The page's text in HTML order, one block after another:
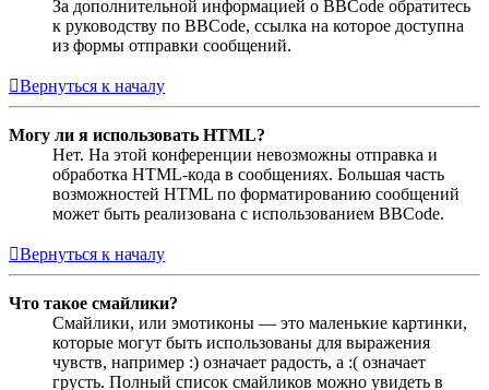
За дополнительной информацией о BBCode обратитесь
к руководству по BBCode, ссылка на которое доступна
из формы отправки сообщений.
Вернуться к началу
Могу ли я использовать HTML?
Нет. На этой конференции невозможны отправка и
обработка HTML-кода в сообщениях. Большая часть
возможностей HTML по форматированию сообщений
может быть реализована с использованием BBCode.
Вернуться к началу
Что такое смайлики?
Смайлики, или эмотиконы — это маленькие картинки,
которые могут быть использованы для выражения
чувств, например :) означает радость, а :( означает
грусть. Полный список смайликов можно увидеть в